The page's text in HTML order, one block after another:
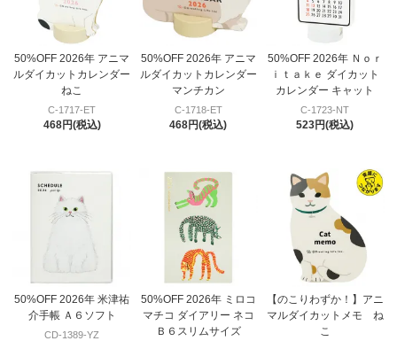
50%OFF 2026年 アニマ
ルダイカットカレンダー
ねこ
C-1717-ET
468円(税込)
50%OFF 2026年 アニマ
ルダイカットカレンダー
マンチカン
C-1718-ET
468円(税込)
50%OFF 2026年 Ｎｏｒ
ｉｔａｋｅ ダイカット
カレンダー キャット
C-1723-NT
523円(税込)
50%OFF 2026年 米津祐
介手帳 Ａ６ソフト
CD-1389-YZ
50%OFF 2026年 ミロコ
マチコ ダイアリー ネコ
Ｂ６スリムサイズ
【のこりわずか！】アニ
マルダイカットメモ ね
こ